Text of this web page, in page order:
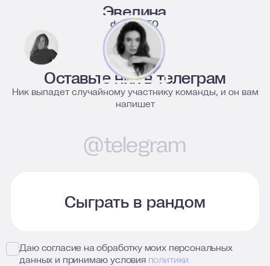
Эвелина
deputy CEO
Оставьте ник в телеграм
Ник выпадет случайному участнику команды, и он вам
напишет
Даю согласие на обработку моих персональных
данных и принимаю условия политики